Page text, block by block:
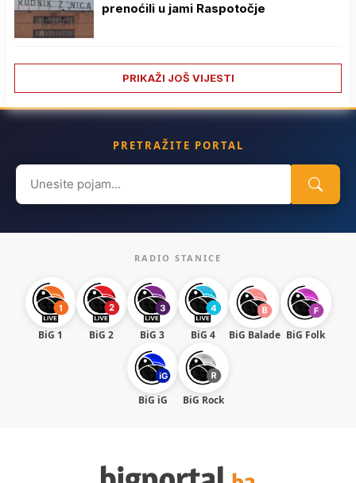
prenoćili u jami Raspotočje
PRIKAŽI JOŠ VIJESTI
PRETRAŽITE PORTAL
Search
for:
RADIO STANICE
BiG 1 BiG 2 BiG 3 BiG 4 BiG Balade BiG Folk
BiG iG BiG Rock